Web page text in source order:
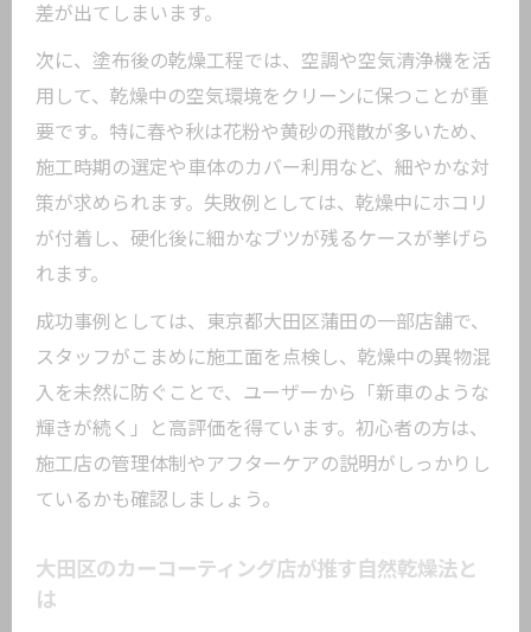
差が出てしまいます。
次に、塗布後の乾燥工程では、空調や空気清浄機を活
用して、乾燥中の空気環境をクリーンに保つことが重
要です。特に春や秋は花粉や黄砂の飛散が多いため、
施工時期の選定や車体のカバー利用など、細やかな対
策が求められます。失敗例としては、乾燥中にホコリ
が付着し、硬化後に細かなブツが残るケースが挙げら
れます。
成功事例としては、東京都大田区蒲田の一部店舗で、
スタッフがこまめに施工面を点検し、乾燥中の異物混
入を未然に防ぐことで、ユーザーから「新車のような
輝きが続く」と高評価を得ています。初心者の方は、
施工店の管理体制やアフターケアの説明がしっかりし
ているかも確認しましょう。
大田区のカーコーティング店が推す自然乾燥法と
は